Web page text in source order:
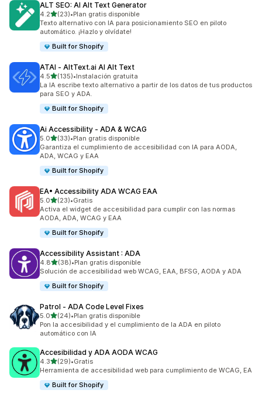
ALT SEO: AI Alt Text Generator
4.2de 5 estrellas
(23)
23 reseñas en total
•Plan gratis disponible
Texto alternativo con IA para posicionamiento SEO en piloto
automático. ¡Hazlo y olvídate!
Built for Shopify
ATAI ‑ AltText.ai AI Alt Text
4.5de 5 estrellas
(135)
135 reseñas en total
•Instalación gratuita
La IA escribe texto alternativo a partir de los datos de tus productos
para SEO y ADA.
Built for Shopify
Ai Accessibility ‑ ADA & WCAG
5.0de 5 estrellas
(33)
33 reseñas en total
•Plan gratis disponible
Garantiza el cumplimiento de accesibilidad con IA para AODA,
ADA, WCAG y EAA
Built for Shopify
EA• Accessibility ADA WCAG EAA
5.0de 5 estrellas
(23)
23 reseñas en total
•Gratis
Activa el widget de accesibilidad para cumplir con las normas
AODA, ADA, WCAG y EAA
Built for Shopify
Accessibility Assistant : ADA
4.8de 5 estrellas
(38)
38 reseñas en total
•Plan gratis disponible
Solución de accesibilidad web WCAG, EAA, BFSG, AODA y ADA
Built for Shopify
Patrol ‑ ADA Code Level Fixes
5.0de 5 estrellas
(24)
24 reseñas en total
•Plan gratis disponible
Pon la accesibilidad y el cumplimiento de la ADA en piloto
automático con IA
Accesibilidad y ADA AODA WCAG
4.3de 5 estrellas
(29)
29 reseñas en total
•Gratis
Herramienta de accesibilidad web para cumplimiento de WCAG, EA
Built for Shopify